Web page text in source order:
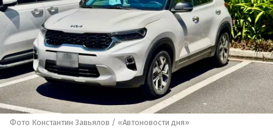
Фото Константин Завьялов / «Автоновости дня»